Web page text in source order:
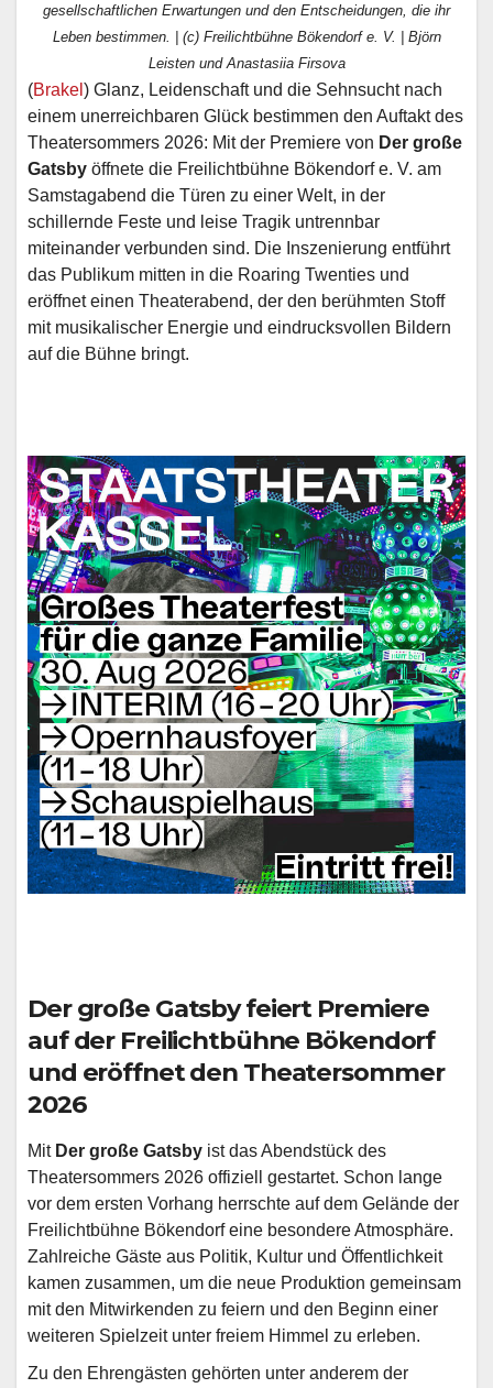
gesellschaftlichen Erwartungen und den Entscheidungen, die ihr
Leben bestimmen. | (c) Freilichtbühne Bökendorf e. V. | Björn
Leisten und Anastasiia Firsova
(Brakel ) Glanz, Leidenschaft und die Sehnsucht nach
einem unerreichbaren Glück bestimmen den Auftakt des
Theatersommers 2026: Mit der Premiere von Der große
Gatsby öffnete die Freilichtbühne Bökendorf e. V. am
Samstagabend die Türen zu einer Welt, in der
schillernde Feste und leise Tragik untrennbar
miteinander verbunden sind. Die Inszenierung entführt
das Publikum mitten in die Roaring Twenties und
eröffnet einen Theaterabend, der den berühmten Stoff
mit musikalischer Energie und eindrucksvollen Bildern
auf die Bühne bringt.
Der große Gatsby feiert Premiere
auf der Freilichtbühne Bökendorf
und eröffnet den Theatersommer
2026
Mit Der große Gatsby ist das Abendstück des
Theatersommers 2026 offiziell gestartet. Schon lange
vor dem ersten Vorhang herrschte auf dem Gelände der
Freilichtbühne Bökendorf eine besondere Atmosphäre.
Zahlreiche Gäste aus Politik, Kultur und Öffentlichkeit
kamen zusammen, um die neue Produktion gemeinsam
mit den Mitwirkenden zu feiern und den Beginn einer
weiteren Spielzeit unter freiem Himmel zu erleben.
Zu den Ehrengästen gehörten unter anderem der